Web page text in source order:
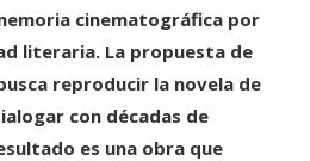
cinematográfica por
literaria. La propuesta de
reproducir la novela de
con décadas de
es una obra que